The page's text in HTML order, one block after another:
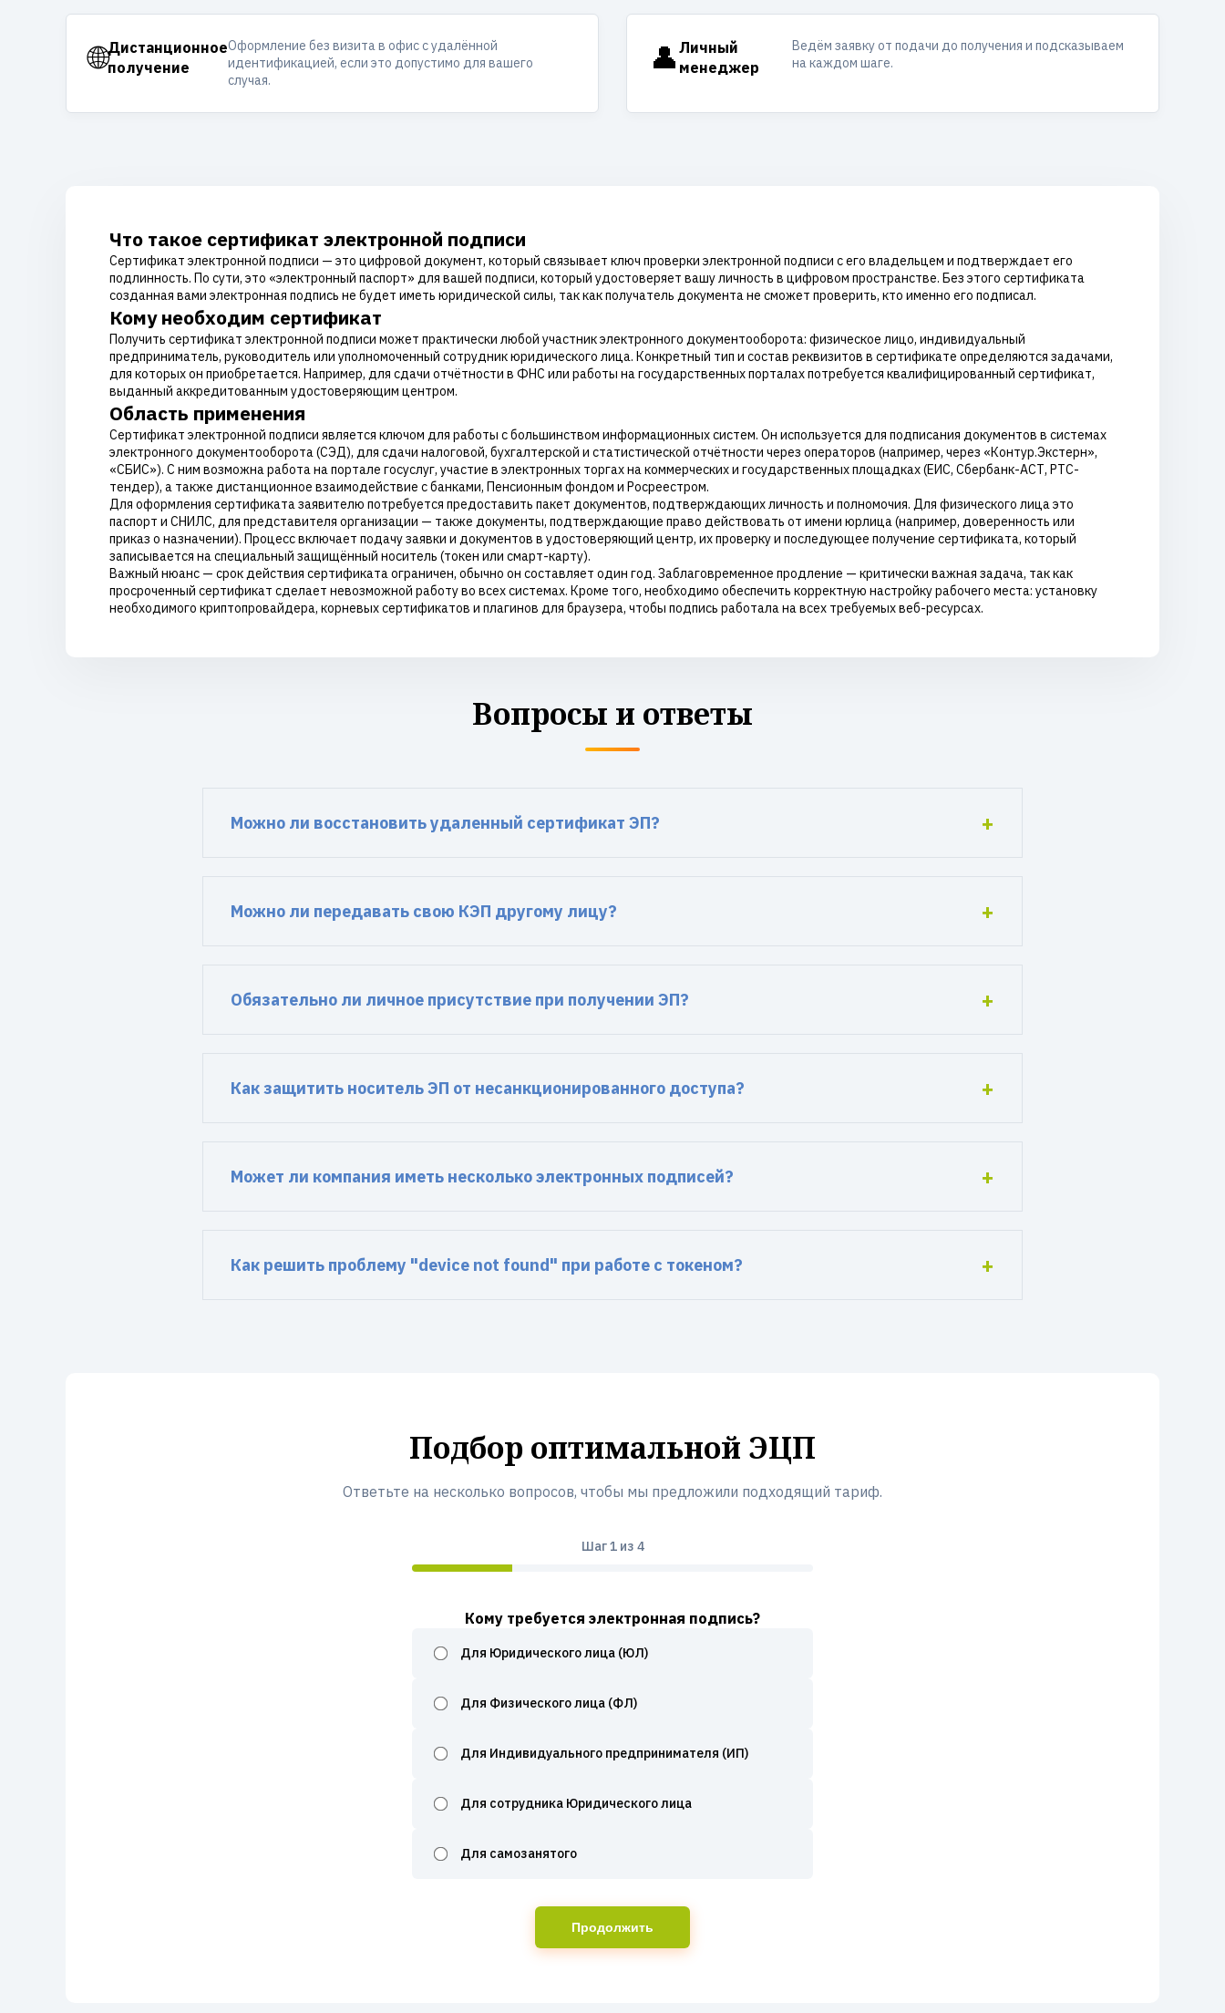
🌐Дистанционное
получение
Оформление без визита в офис с удалённой
идентификацией, если это допустимо для вашего
случая.
👤 Личный
менеджер
Ведём заявку от подачи до получения и подсказываем
на каждом шаге.
Что такое сертификат электронной подписи
Сертификат электронной подписи — это цифровой документ, который связывает ключ проверки электронной подписи с его владельцем и подтверждает его
подлинность. По сути, это «электронный паспорт» для вашей подписи, который удостоверяет вашу личность в цифровом пространстве. Без этого сертификата
созданная вами электронная подпись не будет иметь юридической силы, так как получатель документа не сможет проверить, кто именно его подписал.
Кому необходим сертификат
Получить сертификат электронной подписи может практически любой участник электронного документооборота: физическое лицо, индивидуальный
предприниматель, руководитель или уполномоченный сотрудник юридического лица. Конкретный тип и состав реквизитов в сертификате определяются задачами,
для которых он приобретается. Например, для сдачи отчётности в ФНС или работы на государственных порталах потребуется квалифицированный сертификат,
выданный аккредитованным удостоверяющим центром.
Область применения
Сертификат электронной подписи является ключом для работы с большинством информационных систем. Он используется для подписания документов в системах
электронного документооборота (СЭД), для сдачи налоговой, бухгалтерской и статистической отчётности через операторов (например, через «Контур.Экстерн»,
«СБИС»). С ним возможна работа на портале госуслуг, участие в электронных торгах на коммерческих и государственных площадках (ЕИС, Сбербанк-АСТ, РТС-
тендер), а также дистанционное взаимодействие с банками, Пенсионным фондом и Росреестром.
Для оформления сертификата заявителю потребуется предоставить пакет документов, подтверждающих личность и полномочия. Для физического лица это
паспорт и СНИЛС, для представителя организации — также документы, подтверждающие право действовать от имени юрлица (например, доверенность или
приказ о назначении). Процесс включает подачу заявки и документов в удостоверяющий центр, их проверку и последующее получение сертификата, который
записывается на специальный защищённый носитель (токен или смарт-карту).
Важный нюанс — срок действия сертификата ограничен, обычно он составляет один год. Заблаговременное продление — критически важная задача, так как
просроченный сертификат сделает невозможной работу во всех системах. Кроме того, необходимо обеспечить корректную настройку рабочего места: установку
необходимого криптопровайдера, корневых сертификатов и плагинов для браузера, чтобы подпись работала на всех требуемых веб-ресурсах.
Вопросы и ответы
Можно ли восстановить удаленный сертификат ЭП?
Можно ли передавать свою КЭП другому лицу?
Обязательно ли личное присутствие при получении ЭП?
Как защитить носитель ЭП от несанкционированного доступа?
Может ли компания иметь несколько электронных подписей?
Как решить проблему "device not found" при работе с токеном?
Подбор оптимальной ЭЦП
Ответьте на несколько вопросов, чтобы мы предложили подходящий тариф.
Шаг1из 4
Кому требуется электронная подпись?
Для Юридического лица (ЮЛ)
Для Физического лица (ФЛ)
Для Индивидуального предпринимателя (ИП)
Для сотрудника Юридического лица
Для самозанятого
Продолжить